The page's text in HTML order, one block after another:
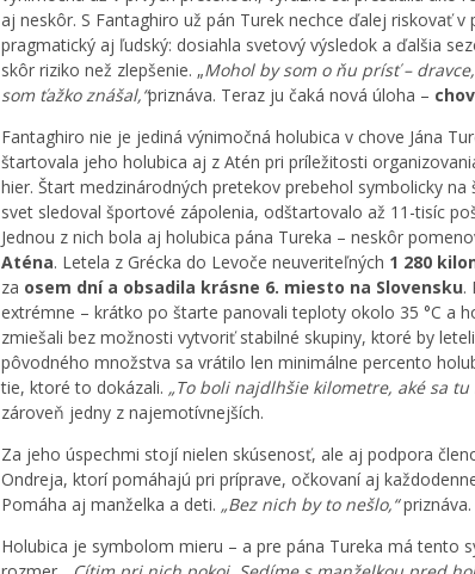
aj neskôr. S Fantaghiro už pán Turek nechce ďalej riskovať v
pragmatický aj ľudský: dosiahla svetový výsledok a ďalšia
skôr riziko než zlepšenie. „Mohol by som o ňu prísť –
som ťažko znášal,“priznáva. Teraz ju čaká nová úloha – chov
Fantaghiro nie je jediná výnimočná holubica v chove Jána
štartovala jeho holubica aj z Atén pri príležitosti
hier. Štart medzinárodných pretekov prebehol symbolicky na
svet sledoval športové zápolenia, odštartovalo až 11-tisíc
Jednou z nich bola aj holubica pána Tureka – neskôr
Aténa. Letela z Grécka do Levoče neuveriteľných 1 280
za osem dní a obsadila krásne 6. miesto na Slovensku.
extrémne – krátko po štarte panovali teploty okolo 35 °C a
zmiešali bez možnosti vytvoriť stabilné skupiny, ktoré by
pôvodného množstva sa vrátilo len minimálne percento
tie, ktoré to dokázali. „To boli najdlhšie kilometre, aké sa tu
zároveň jedny z najemotívnejších.
Za jeho úspechmi stojí nielen skúsenosť, ale aj podpora
Ondreja, ktorí pomáhajú pri príprave, očkovaní aj
Pomáha aj manželka a deti. „Bez nich by to nešlo,“priznáva.
Holubica je symbolom mieru – a pre pána Tureka má tento